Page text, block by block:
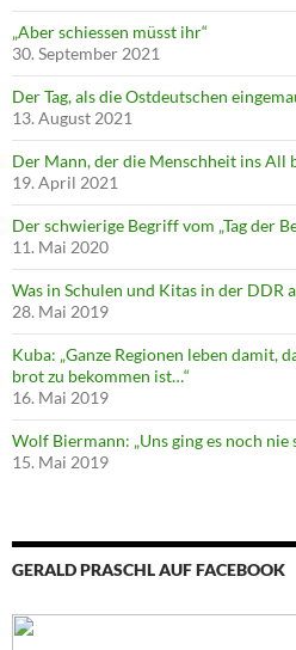
„Aber schiessen müsst ihr“
30. September 2021
Der Tag, als die Ostdeutschen
13. August 2021
Der Mann, der die Menschheit ins All
19. April 2021
Der schwierige Begriff vom „Tag der
11. Mai 2020
Was in Schulen und Kitas in der DDR
28. Mai 2019
Kuba: „Ganze Regionen leben damit,
brot zu bekommen ist…“
16. Mai 2019
Wolf Biermann: „Uns ging es noch nie
15. Mai 2019
GERALD PRASCHL AUF FACEBOOK